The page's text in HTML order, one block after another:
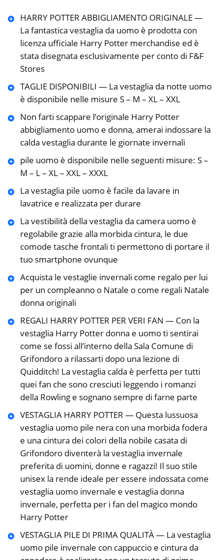
HARRY POTTER ABBIGLIAMENTO ORIGINALE —
La fantastica vestaglia da uomo è prodotta con
licenza ufficiale Harry Potter merchandise ed è
stata disegnata esclusivamente per conto di F&F
Stores
TAGLIE DISPONIBILI — La vestaglia da notte uomo
è disponibile nelle misure S – M – XL – XXL
Non farti scappare l’originale Harry Potter
abbigliamento uomo e donna, amerai indossare la
calda vestaglia durante le giornate invernali
pile uomo è disponibile nelle seguenti misure: S –
M – L – XL – XXL – XXXL
La vestaglia pile uomo è facile da lavare in
lavatrice e realizzata per durare
La vestibilità della vestaglia da camera uomo è
regolabile grazie alla morbida cintura, le due
comode tasche frontali ti permettono di portare il
tuo smartphone ovunque
Acquista le vestaglie invernali come regalo per lui
per un compleanno o Natale o come regali Natale
donna originali
REGALI HARRY POTTER PER VERI FAN — Con la
vestaglia Harry Potter donna e uomo ti sentirai
come se fossi all’interno della Sala Comune di
Grifondoro a rilassarti dopo una lezione di
Quidditch! La vestaglia calda è perfetta per tutti
quei fan che sono cresciuti leggendo i romanzi
della Rowling e sognano sempre di farne parte
VESTAGLIA HARRY POTTER — Questa lussuosa
vestaglia uomo pile nera con una morbida fodera
e una cintura dei colori della nobile casata di
Grifondoro diventerà la vestaglia invernale
preferita di uomini, donne e ragazzi! Il suo stile
unisex la rende ideale per essere indossata come
vestaglia uomo invernale e vestaglia donna
invernale, perfetta per i fan del magico mondo
Harry Potter
VESTAGLIA PILE DI PRIMA QUALITÀ — La vestaglia
uomo pile invernale con cappuccio e cintura da